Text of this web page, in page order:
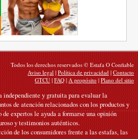
Todos los derechos reservados © Estafa O Confiable
Aviso legal|Política de privacidad|Contacto
GTCU|FAQ|A propósito|Plano del sitio
y gratuita para evaluar la
de atención relacionados con los productos y
expertos le ayuda a formarse una opinión
y testimonios auténticos.
de los consumidores frente a las estafas, las